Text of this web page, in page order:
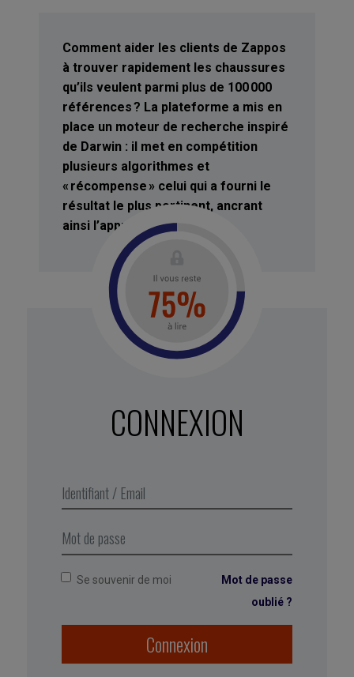
Comment aider les clients de Zappos
à trouver rapidement les chaussures
qu’ils veulent parmi plus de 100 000
références ? La plateforme a mis en
place un moteur de recherche inspiré
de Darwin : il met en compétition
plusieurs algorithmes et
« récompense » celui qui a fourni le
résultat le plus pertinent, ancrant
ainsi l’apprentissage.
Elle apprend l’autonomie. La conception de
voitures complètement autonomes rencontre
beaucoup plus de difficultés qu’initialement
progresse aussi dans ce domaine : les ballons
stratosphériques de Google, conçus pour
ajuster en fonction des circonstances, ce qui
CONNEXION
Se souvenir de moi
Mot de passe
oublié ?
Connexion